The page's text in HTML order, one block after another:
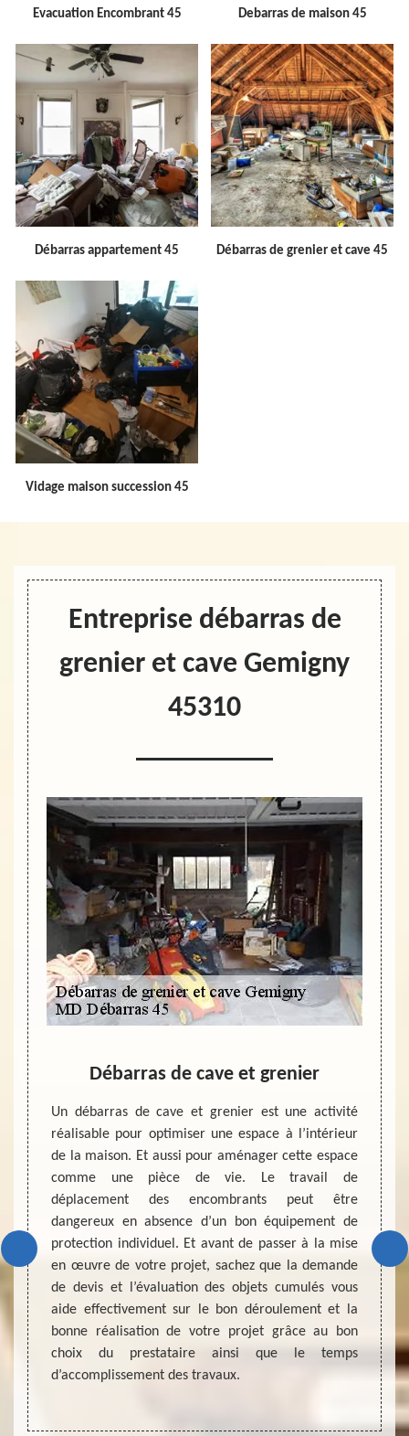
Evacuation Encombrant 45 Debarras de maison 45
Débarras appartement 45 Débarras de grenier et cave 45
Vidage maison succession 45
Entreprise débarras de
grenier et cave Gemigny
45310
et
et
bon
nous
de
de
Débarras de cave et grenier
Un débarras de cave et grenier est une activité
réalisable pour optimiser une espace à l’intérieur
de la maison. Et aussi pour aménager cette espace
comme une pièce de vie. Le travail de
déplacement des encombrants peut être
dangereux en absence d’un bon équipement de
protection individuel. Et avant de passer à la mise
en œuvre de votre projet, sachez que la demande
de devis et l’évaluation des objets cumulés vous
aide effectivement sur le bon déroulement et la
bonne réalisation de votre projet grâce au bon
choix du prestataire ainsi que le temps
d’accomplissement des travaux.
Un
d’un